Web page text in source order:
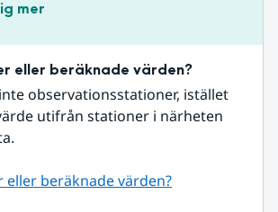
mer
eller beräknade värden?
observationsstationer, istället
utifrån stationer i närheten
eller beräknade värden?